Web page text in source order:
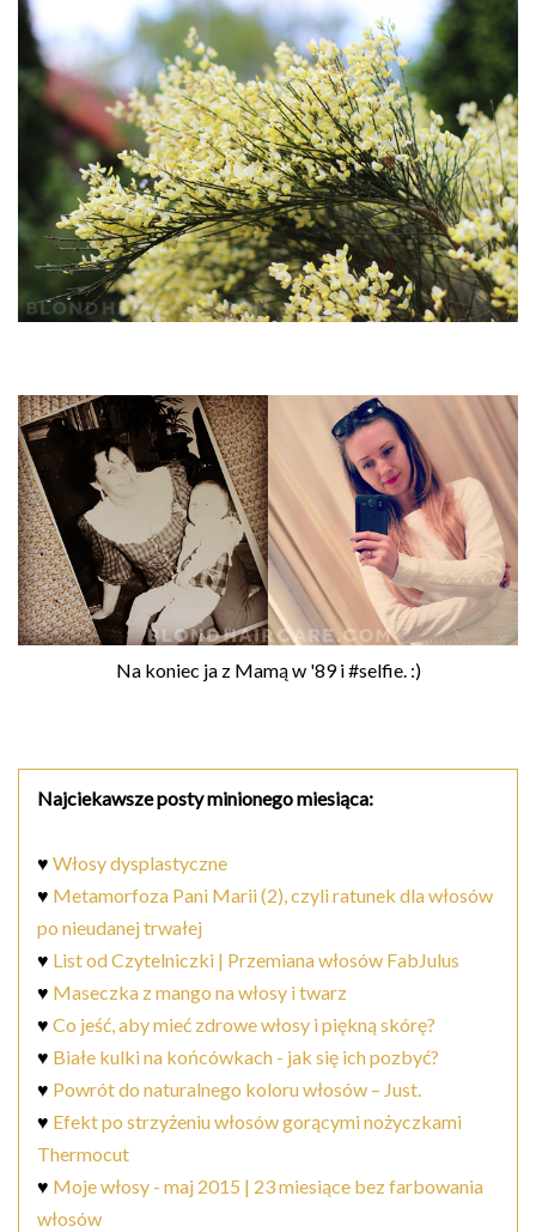
Na koniec ja z Mamą w '89 i #selfie. :)
Najciekawsze posty minionego miesiąca:
♥ Włosy dysplastyczne
♥ Metamorfoza Pani Marii (2), czyli ratunek dla włosów
po nieudanej trwałej
♥ List od Czytelniczki | Przemiana włosów FabJulus
♥ Maseczka z mango na włosy i twarz
♥ Co jeść, aby mieć zdrowe włosy i piękną skórę?
♥ Białe kulki na końcówkach - jak się ich pozbyć?
♥ Powrót do naturalnego koloru włosów – Just.
♥ Efekt po strzyżeniu włosów gorącymi nożyczkami
Thermocut
♥ Moje włosy - maj 2015 | 23 miesiące bez farbowania
włosów